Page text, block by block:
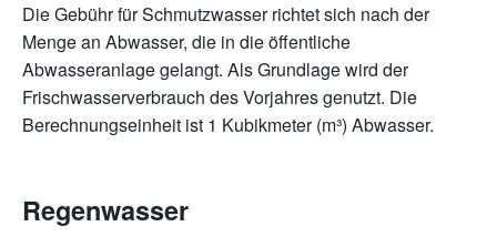
Die Gebühr für Schmutzwasser richtet sich nach der
Menge an Abwasser, die in die öffentliche
Abwasseranlage gelangt. Als Grundlage wird der
Frischwasserverbrauch des Vorjahres genutzt. Die
Berechnungseinheit ist 1 Kubikmeter (m³) Abwasser.
Regenwasser